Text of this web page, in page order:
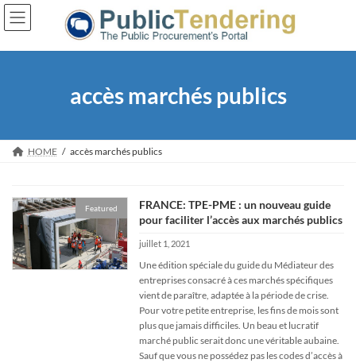
Skip
the
Skip
the
accès marchés publics
HOME accès marchés publics
Featured
FRANCE: TPE-PME : un nouveau guide
pour faciliter l’accès aux marchés publics
juillet 1, 2021
Une édition spéciale du guide du Médiateur des
entreprises consacré à ces marchés spécifiques
vient de paraître, adaptée à la période de crise.
Pour votre petite entreprise, les fins de mois sont
plus que jamais difficiles. Un beau et lucratif
marché public serait donc une véritable aubaine.
Sauf que vous ne possédez pas les codes d’accès à